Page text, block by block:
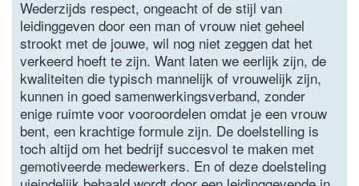
Wederzijds respect, ongeacht of de stijl van
leidinggeven door een man of vrouw niet geheel
strookt met de jouwe, wil nog niet zeggen dat het
verkeerd hoeft te zijn. Want laten we eerlijk zijn, de
kwaliteiten die typisch mannelijk of vrouwelijk zijn,
kunnen in goed samenwerkingsverband, zonder
enige ruimte voor vooroordelen omdat je een vrouw
bent, een krachtige formule zijn. De doelstelling is
toch altijd om het bedrijf succesvol te maken met
gemotiveerde medewerkers. En of deze doelsteling